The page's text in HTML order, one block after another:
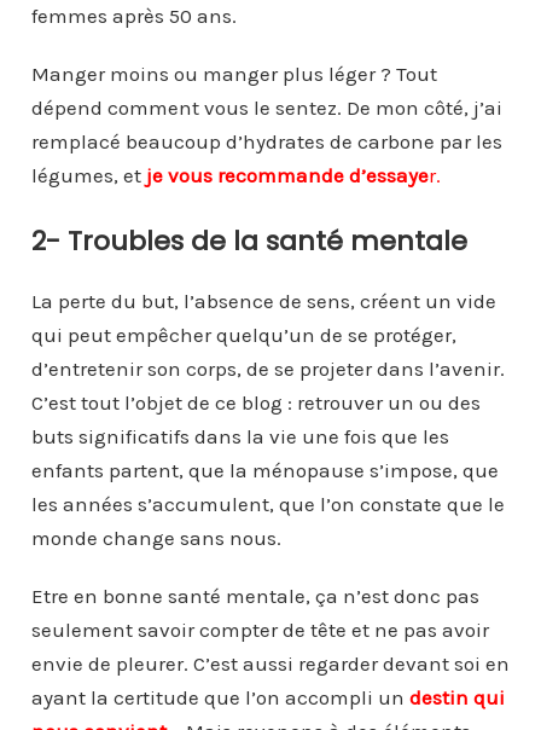
femmes après 50 ans.
Manger moins ou manger plus léger ? Tout
dépend comment vous le sentez. De mon côté, j’ai
remplacé beaucoup d’hydrates de carbone par les
légumes, et je vous recommande d’essayer.
2- Troubles de la santé mentale
La perte du but, l’absence de sens, créent un vide
qui peut empêcher quelqu’un de se protéger,
d’entretenir son corps, de se projeter dans l’avenir.
C’est tout l’objet de ce blog : retrouver un ou des
buts significatifs dans la vie une fois que les
enfants partent, que la ménopause s’impose, que
les années s’accumulent, que l’on constate que le
monde change sans nous.
Etre en bonne santé mentale, ça n’est donc pas
seulement savoir compter de tête et ne pas avoir
envie de pleurer. C’est aussi regarder devant soi en
ayant la certitude que l’on accompli un destin qui